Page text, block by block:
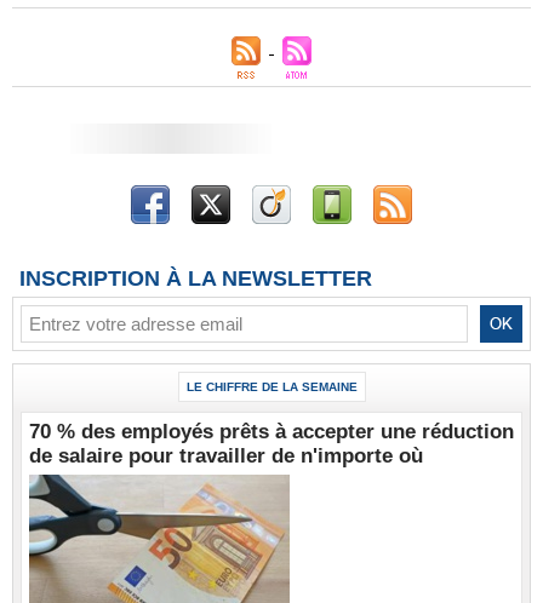
INSCRIPTION À LA NEWSLETTER
LE CHIFFRE DE LA SEMAINE
70 % des employés prêts à accepter une réduction
de salaire pour travailler de n'importe où